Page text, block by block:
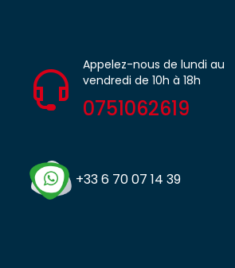
Appelez-nous de lundi au
vendredi de 10h à 18h
0751062619
+33 6 70 07 14 39